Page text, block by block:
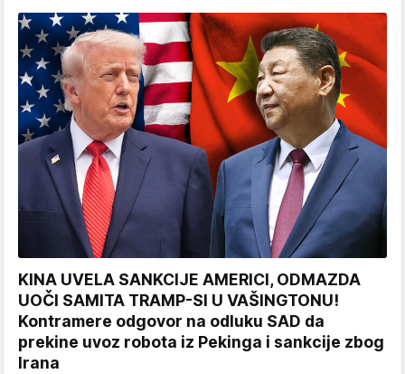
KINA UVELA SANKCIJE AMERICI, ODMAZDA
UOČI SAMITA TRAMP-SI U VAŠINGTONU!
Kontramere odgovor na odluku SAD da
prekine uvoz robota iz Pekinga i sankcije zbog
Irana